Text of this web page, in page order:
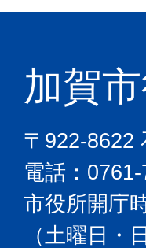
加賀
〒922-8622
電話：
市役所開庁
（土曜日・